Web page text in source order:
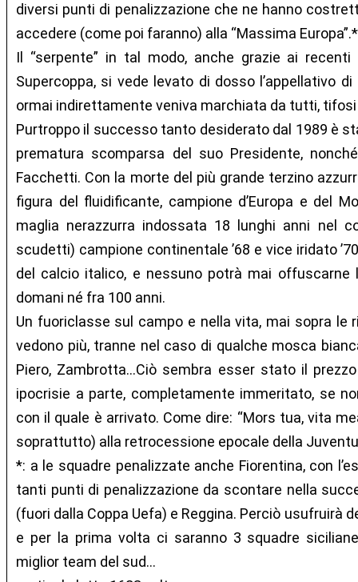
diversi punti di penalizzazione che ne hanno
accedere (come poi faranno) alla “Massima Europa”.*
Il “serpente” in tal modo, anche grazie ai
Supercoppa, si vede levato di dosso l’appellativo
ormai indirettamente veniva marchiata da tutti, tifosi
Purtroppo il successo tanto desiderato dal 1989 è
prematura scomparsa del suo Presidente,
Facchetti. Con la morte del più grande terzino
figura del fluidificante, campione d’Europa e del
maglia nerazzurra indossata 18 lunghi anni nel
scudetti) campione continentale ’68 e vice iridato
del calcio italico, e nessuno potrà mai offuscarne
domani né fra 100 anni.
Un fuoriclasse sul campo e nella vita, mai sopra le
vedono più, tranne nel caso di qualche mosca
Piero, Zambrotta…Ciò sembra esser stato il
ipocrisie a parte, completamente immeritato, se
con il quale è arrivato. Come dire: “Mors tua, vita
soprattutto) alla retrocessione epocale della
*: a le squadre penalizzate anche Fiorentina, con
tanti punti di penalizzazione da scontare nella
(fuori dalla Coppa Uefa) e Reggina. Perciò usufruirà
e per la prima volta ci saranno 3 squadre
miglior team del sud…